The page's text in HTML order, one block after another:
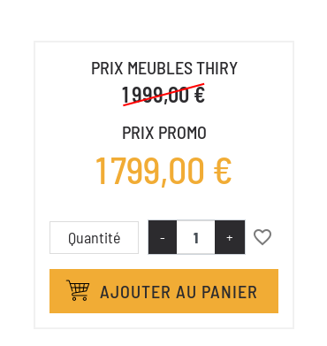
PRIX MEUBLES THIRY
1 999,00 €
PRIX PROMO
1 799,00 €
Quantité - + favorite_border
AJOUTER AU PANIER